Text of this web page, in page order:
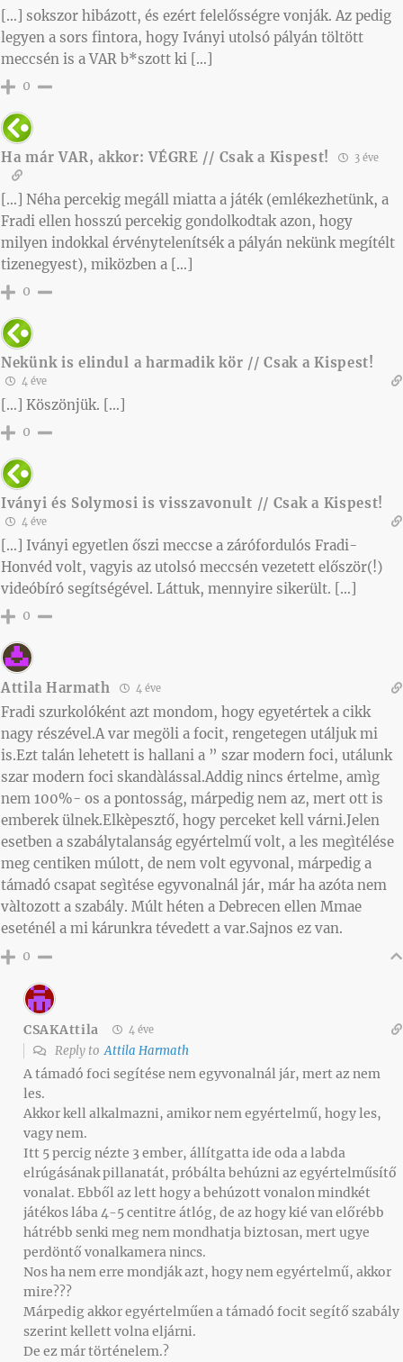
[…] sokszor hibázott, és ezért felelősségre vonják. Az pedig
legyen a sors fintora, hogy Iványi utolsó pályán töltött
meccsén is a VAR b*szott ki […]
0
Ha már VAR, akkor: VÉGRE // Csak a Kispest! 3 éve
[…] Néha percekig megáll miatta a játék (emlékezhetünk, a
Fradi ellen hosszú percekig gondolkodtak azon, hogy
milyen indokkal érvénytelenítsék a pályán nekünk megítélt
tizenegyest), miközben a […]
0
Nekünk is elindul a harmadik kör // Csak a Kispest!
4 éve
[…] Köszönjük. […]
0
Iványi és Solymosi is visszavonult // Csak a Kispest!
4 éve
[…] Iványi egyetlen őszi meccse a zárófordulós Fradi-
Honvéd volt, vagyis az utolsó meccsén vezetett először(!)
videóbíró segítségével. Láttuk, mennyire sikerült. […]
0
Attila Harmath 4 éve
Fradi szurkolóként azt mondom, hogy egyetértek a cikk
nagy részével.A var megöli a focit, rengetegen utáljuk mi
is.Ezt talán lehetett is hallani a ” szar modern foci, utálunk
szar modern foci skandàlással.Addig nincs értelme, amìg
nem 100%- os a pontosság, márpedig nem az, mert ott is
emberek ülnek.Elkèpesztő, hogy perceket kell várni.Jelen
esetben a szabálytalanság egyértelmű volt, a les megìtélése
meg centiken múlott, de nem volt egyvonal, márpedig a
támadó csapat segìtése egyvonalnál jár, már ha azóta nem
vàltozott a szabály. Múlt héten a Debrecen ellen Mmae
eseténél a mi kárunkra tévedett a var.Sajnos ez van.
0
CSAKAttila 4 éve
Reply toAttila Harmath
A támadó foci segítése nem egyvonalnál jár, mert az nem
les.
Akkor kell alkalmazni, amikor nem egyértelmű, hogy les,
vagy nem.
Itt 5 percig nézte 3 ember, állítgatta ide oda a labda
elrúgásának pillanatát, próbálta behúzni az egyértelműsítő
vonalat. Ebből az lett hogy a behúzott vonalon mindkét
játékos lába 4-5 centitre átlóg, de az hogy kié van előrébb
hátrébb senki meg nem mondhatja biztosan, mert ugye
perdöntő vonalkamera nincs.
Nos ha nem erre mondják azt, hogy nem egyértelmű, akkor
mire???
Márpedig akkor egyértelműen a támadó focit segítő szabály
szerint kellett volna eljárni.
De ez már történelem.?